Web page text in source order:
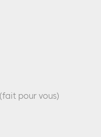
pour vous)